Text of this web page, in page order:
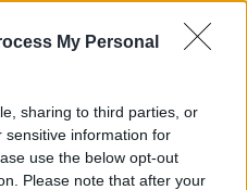
My Personal
sharing to third parties, or
sensitive information for
use the below opt-out
Please note that after your
@teletextopuntocom